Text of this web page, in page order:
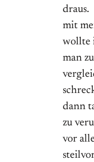
draus.
mit
wollte
man
dann
zu
vor